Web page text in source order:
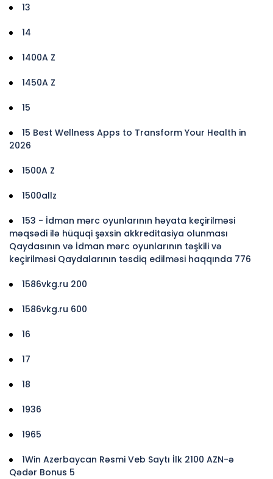
13
14
1400A Z
1450A Z
15
15 Best Wellness Apps to Transform Your Health in
2026
1500A Z
1500allz
153 - İdman mərc oyunlarının həyata keçirilməsi
məqsədi ilə hüquqi şəxsin akkreditasiya olunması
Qaydasının və İdman mərc oyunlarının təşkili və
keçirilməsi Qaydalarının təsdiq edilməsi haqqında 776
1586vkg.ru 200
1586vkg.ru 600
16
17
18
1936
1965
1Win Azerbaycan Rəsmi Veb Saytı İlk 2100 AZN-ə
Qədər Bonus 5